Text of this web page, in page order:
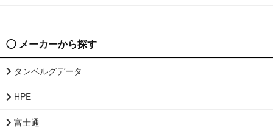
メーカーから探す
タンベルグデータ
HPE
富士通